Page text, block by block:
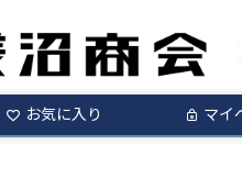
お気に入り マイ